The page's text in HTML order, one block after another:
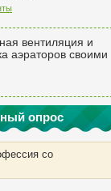
вентиляция и
аэраторов своими
опрос
со